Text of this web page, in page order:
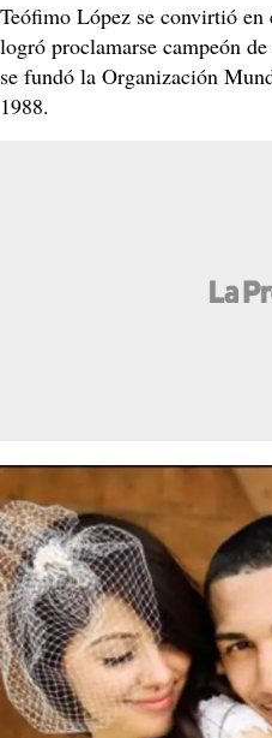
Teófimo López se convirtió en
logró proclamarse campeón
se fundó la Organización
1988.